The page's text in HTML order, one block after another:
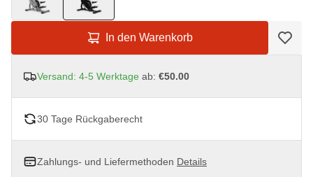
In den Warenkorb
Versand: 4-5 Werktage ab: €50.00
30 Tage Rückgaberecht
Zahlungs- und Liefermethoden Details